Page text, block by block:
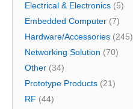
Electrical & Electronics (5)
Embedded Computer (7)
Hardware/Accessories (245)
Networking Solution (70)
Other (34)
Prototype Products (21)
RF (44)